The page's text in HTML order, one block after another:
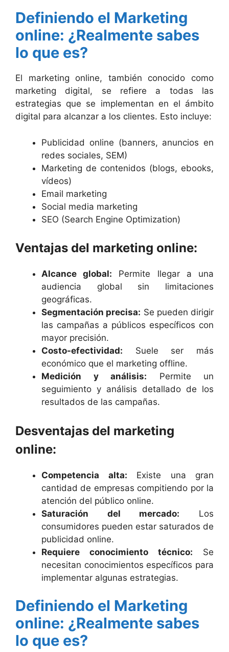
Definiendo el Marketing
online: ¿Realmente sabes
lo que es?
El marketing online, también conocido como
marketing digital, se refiere a todas las
estrategias que se implementan en el ámbito
digital para alcanzar a los clientes. Esto incluye:
Publicidad online (banners, anuncios en
redes sociales, SEM)
Marketing de contenidos (blogs, ebooks,
vídeos)
Email marketing
Social media marketing
SEO (Search Engine Optimization)
Ventajas del marketing online:
Alcance global: Permite llegar a una
audiencia global sin limitaciones
geográficas.
Segmentación precisa: Se pueden dirigir
las campañas a públicos específicos con
mayor precisión.
Costo-efectividad: Suele ser más
económico que el marketing offline.
Medición y análisis: Permite un
seguimiento y análisis detallado de los
resultados de las campañas.
Desventajas del marketing
online:
Competencia alta: Existe una gran
cantidad de empresas compitiendo por la
atención del público online.
Saturación del mercado: Los
consumidores pueden estar saturados de
publicidad online.
Requiere conocimiento técnico: Se
necesitan conocimientos específicos para
implementar algunas estrategias.
Definiendo el Marketing
online: ¿Realmente sabes
lo que es?